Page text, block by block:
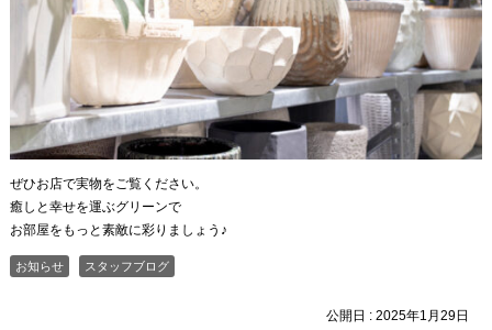
ぜひお店で実物をご覧ください。
癒しと幸せを運ぶグリーンで
お部屋をもっと素敵に彩りましょう♪
お知らせ スタッフブログ
公開日 :2025年1月29日